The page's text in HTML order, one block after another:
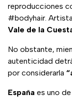
reproducciones
#bodyhair.
Vale de la
No obstante,
autenticidad
por considerarla
España es uno